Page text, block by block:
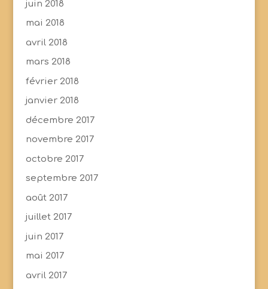
juin 2018
mai 2018
avril 2018
mars 2018
février 2018
janvier 2018
décembre 2017
novembre 2017
octobre 2017
septembre 2017
août 2017
juillet 2017
juin 2017
mai 2017
avril 2017